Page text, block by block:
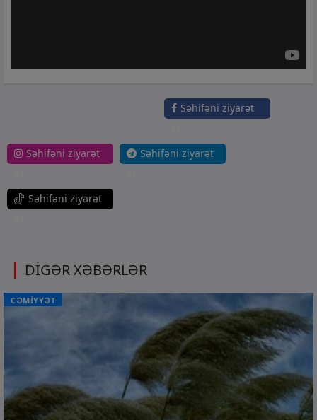
Səhifəni ziyarət
Səhifəni ziyarət
Səhifəni ziyarət
Səhifəni ziyarət
DİGƏR XƏBƏRLƏR
CƏMİYYƏT